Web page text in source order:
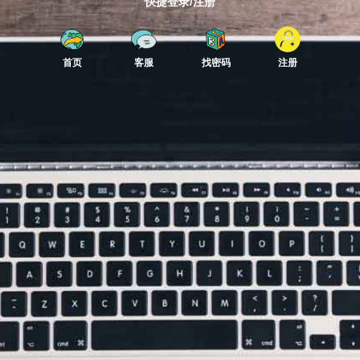
首页 客服 找密码 注册